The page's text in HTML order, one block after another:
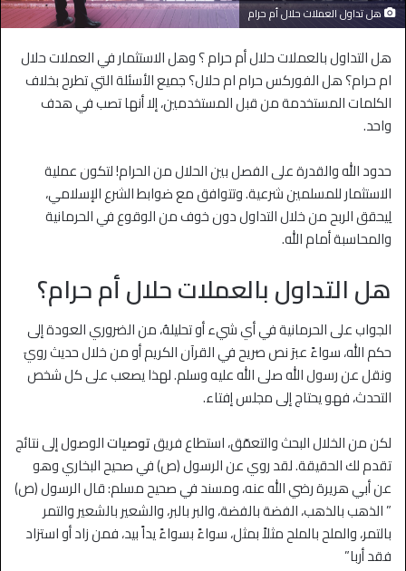
هل تداول العملات حلال أم حرام
هل التداول بالعملات حلال أم حرام ؟ وهل الاستثمار في العملات حلال
ام حرام؟ هل الفوركس حرام ام حلال؟ جميع الأسئلة التي تطرح بخلاف
الكلمات المستخدمة من قبل المستخدمين، إلا أنها تصب في هدف
واحد.
حدود الله والقدرة على الفصل بين الحلال من الحرام! لتكون عملية
الاستثمار للمسلمين شرعية. وتتوافق مع ضوابط الشرع الإسلامي،
لِيحقق الربح من خلال التداول دون خوف من الوقوع في الحرمانية
والمحاسبة أمام الله.
هل التداول بالعملات حلال أم حرام؟
الجواب على الحرمانية في أي شيء أو تحليلهُ، من الضروري العودة إلى
حكم الله، سواءً عبرَ نص صريح في القرآن الكريم أو من خلال حديث رويَ
ونقل عن رسول الله صلى الله عليه وسلم. لهذا يصعب على كل شخص
التحدث، فهو يحتاج إلى مجلس إفتاء.
لكن من الخلال البحث والتعمّق، استطاع فريقتوصياتالوصول إلى نتائج
تقدم لك الحقيقة. لقد روي عن الرسول (ص) في صحيح البخاري وهو
عن أبي هريرة رضي الله عنه، ومسند في صحيح مسلم: قال الرسول (ص)
” الذهب بالذهب، الفضة بالفضة، والبر بالبر، والشعير بالشعير والتمر
بالتمر، والملح بالملح مثلاً بمثل، سواءً بسواءً يداً بيد، فمن زاد أو استزاد
فقد أربا”